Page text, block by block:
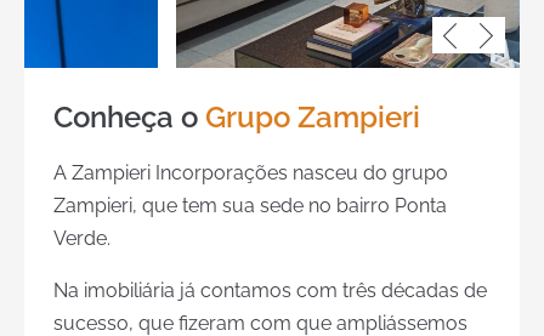
Conheça o Grupo Zampieri
A Zampieri Incorporações nasceu do grupo
Zampieri, que tem sua sede no bairro Ponta
Verde.
Na imobiliária já contamos com três décadas de
sucesso, que fizeram com que ampliássemos